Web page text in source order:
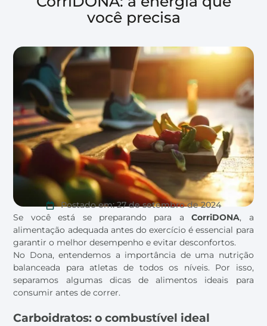
você precisa
Postado em: 27 de setembro de 2024
Se você está se preparando para aCorriDONA, a
alimentação adequada antes do exercício é essencial para
garantir o melhor desempenho e evitar desconfortos.
No Dona, entendemos a importância de uma nutrição
balanceada para atletas de todos os níveis. Por isso,
separamos algumas dicas de alimentos ideais para
consumir antes de correr.
Carboidratos: o combustível ideal